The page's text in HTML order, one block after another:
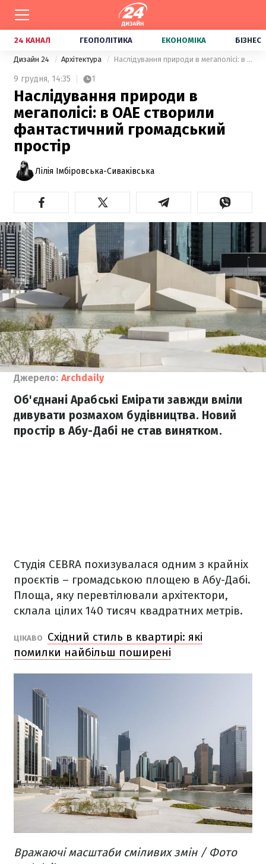
24 КАНАЛ ГЕОПОЛІТИКА ЕКОНОМІКА БІЗНЕС
Дизайн 24 Архітектура Наслідування природи в мегаполісі: в ОАЕ створили фантастичний громадський простір
9 грудня, 14:35 1
Наслідування природи в
мегаполісі: в ОАЕ створили
фантастичний громадський
простір
Лілія Імбіровська-Сиваківська
Джерело: Archdaily
Об'єднані Арабські Емірати завжди вміли
дивувати розмахом будівництва. Новий
простір в Абу-Дабі не став винятком.
Студія CEBRA похизувалася одним з крайніх
проєктів – громадською площею в Абу-Дабі.
Площа, яку перевтілювали архітектори,
склала цілих 140 тисяч квадратних метрів.
ЦІКАВО
Східний стиль в квартирі: які
помилки найбільш поширені
Вражаючі масштаби сміливих змін / Фото